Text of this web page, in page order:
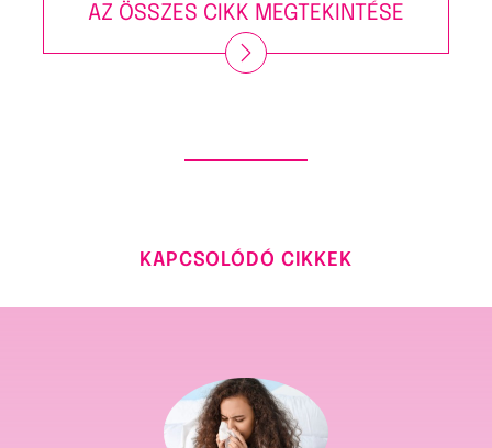
AZ ÖSSZES CIKK MEGTEKINTÉSE
KAPCSOLÓDÓ CIKKEK